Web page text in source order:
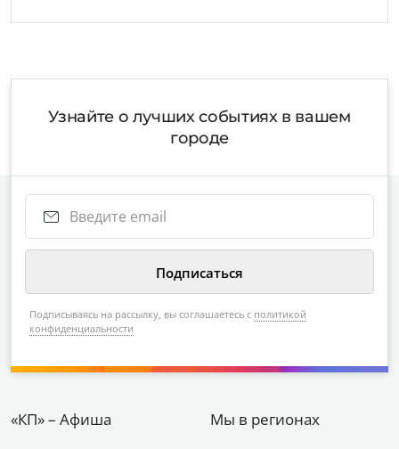
Узнайте о лучших событиях в вашем
городе
Подписываясь на рассылку, вы соглашаетесь с политикой
конфиденциальности
«КП» – Афиша Мы в регионах